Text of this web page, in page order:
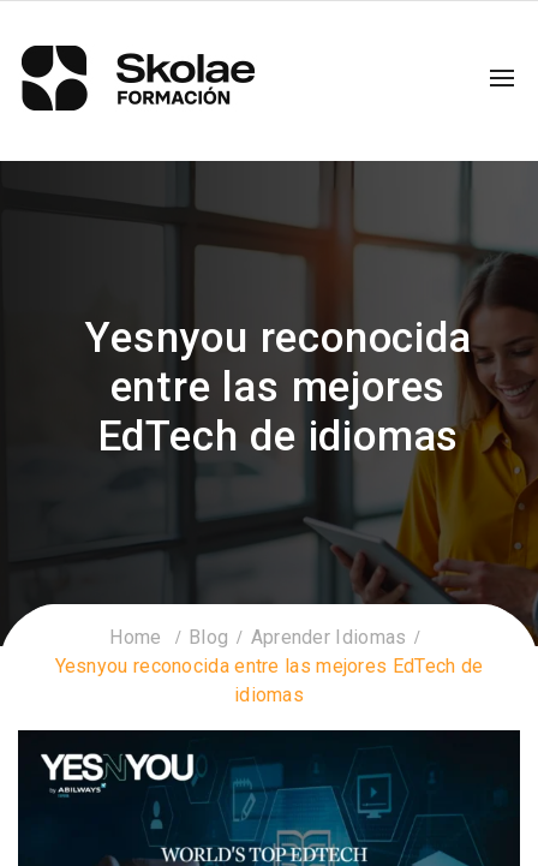
Yesnyou reconocida
entre las mejores
EdTech de idiomas
Home Blog
Aprender Idiomas
Yesnyou reconocida entre las mejores EdTech de
idiomas